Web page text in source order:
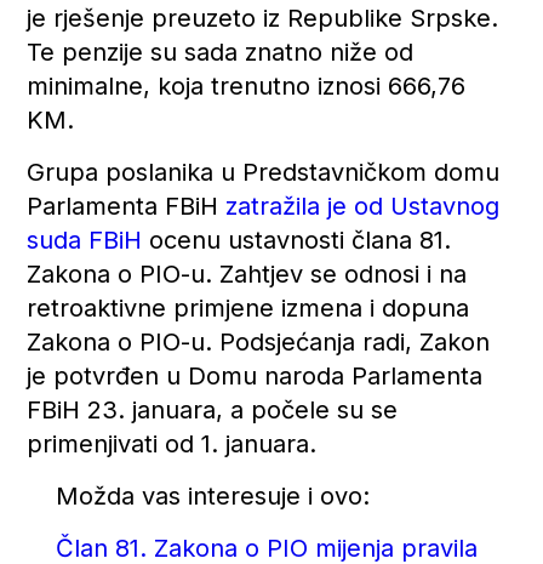
je rješenje preuzeto iz Republike Srpske.
Te penzije su sada znatno niže od
minimalne, koja trenutno iznosi 666,76
KM.
Grupa poslanika u Predstavničkom domu
Parlamenta FBiH zatražila je od Ustavnog
suda FBiH ocenu ustavnosti člana 81.
Zakona o PIO-u. Zahtjev se odnosi i na
retroaktivne primjene izmena i dopuna
Zakona o PIO-u. Podsjećanja radi, Zakon
je potvrđen u Domu naroda Parlamenta
FBiH 23. januara, a počele su se
primenjivati od 1. januara.
Možda vas interesuje i ovo:
Član 81. Zakona o PIO mijenja pravila